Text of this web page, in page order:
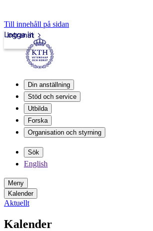
Till innehåll på sidan
Intranät
Logga in
Din anställning
Stöd och service
Utbilda
Forska
Organisation och styrning
Sök
English
Meny
Kalender
Aktuellt
Kalender